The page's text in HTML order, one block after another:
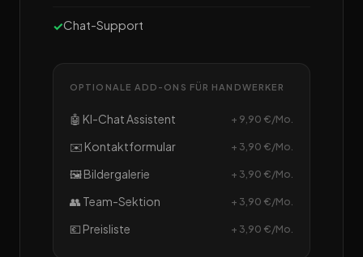
Chat-Support
OPTIONALE ADD-ONS FÜR HANDWERKER
🤖 KI-Chat Assistent + 9,90 €/Mo.
✉️ Kontaktformular + 3,90 €/Mo.
🖼️ Bildergalerie + 3,90 €/Mo.
👥 Team-Sektion + 3,90 €/Mo.
💶 Preisliste + 3,90 €/Mo.